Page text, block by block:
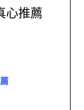
心推薦